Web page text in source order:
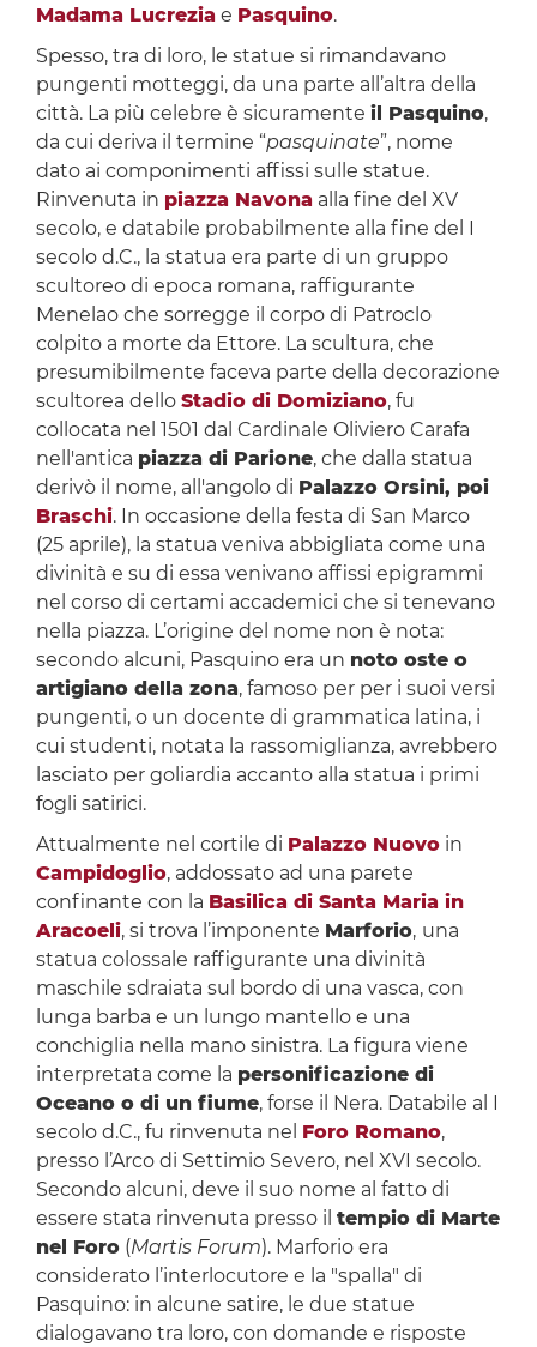
Madama Lucreziae Pasquino.
Spesso, tra di loro, le statue si rimandavano
pungenti motteggi, da una parte all’altra della
città. La più celebre è sicuramente il Pasquino,
da cui deriva il termine “pasquinate”, nome
dato ai componimenti affissi sulle statue.
Rinvenuta in piazza Navonaalla fine del XV
secolo, e databile probabilmente alla fine del I
secolo d.C., la statua era parte di un gruppo
scultoreo di epoca romana, raffigurante
Menelao che sorregge il corpo di Patroclo
colpito a morte da Ettore. La scultura, che
presumibilmente faceva parte della decorazione
scultorea dello Stadio di Domiziano, fu
collocata nel 1501 dal Cardinale Oliviero Carafa
nell'antica piazza di Parione, che dalla statua
derivò il nome, all'angolo di Palazzo Orsini, poi
Braschi. In occasione della festa di San Marco
(25 aprile), la statua veniva abbigliata come una
divinità e su di essa venivano affissi epigrammi
nel corso di certami accademici che si tenevano
nella piazza. L’origine del nome non è nota:
secondo alcuni, Pasquino era un noto oste o
artigiano della zona, famoso per per i suoi versi
pungenti, o un docente di grammatica latina, i
cui studenti, notata la rassomiglianza, avrebbero
lasciato per goliardia accanto alla statua i primi
fogli satirici.
Attualmente nel cortile di Palazzo Nuovoin
Campidoglio, addossato ad una parete
confinante con la Basilica di Santa Maria in
Aracoeli, si trova l’imponente Marforio, una
statua colossale raffigurante una divinità
maschile sdraiata sul bordo di una vasca, con
lunga barba e un lungo mantello e una
conchiglia nella mano sinistra. La figura viene
interpretata come la personificazione di
Oceano o di un fiume, forse il Nera. Databile al I
secolo d.C., fu rinvenuta nel Foro Romano,
presso l’Arco di Settimio Severo, nel XVI secolo.
Secondo alcuni, deve il suo nome al fatto di
essere stata rinvenuta presso il tempio di Marte
nel Foro(Martis Forum). Marforio era
considerato l’interlocutore e la "spalla" di
Pasquino: in alcune satire, le due statue
dialogavano tra loro, con domande e risposte